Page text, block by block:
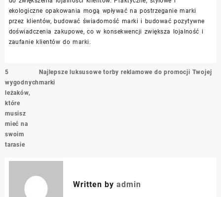
ekologiczne opakowania mogą wpływać na postrzeganie marki
przez klientów, budować świadomość marki i budować pozytywne
doświadczenia zakupowe, co w konsekwencji zwiększa lojalność i
zaufanie klientów do marki.
Nawigacja
wpisu
5
wygodnych
leżaków,
które
musisz
mieć na
swoim
tarasie
Najlepsze luksusowe torby reklamowe do promocji Twojej
marki
Written by admin